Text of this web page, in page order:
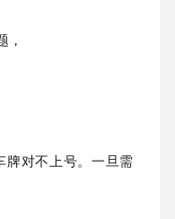
，
牌对不上号。一旦需